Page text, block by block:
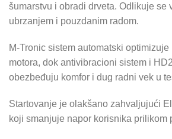
šumarstvu i obradi drveta. Odlikuje se
ubrzanjem i pouzdanim radom.
M-Tronic sistem automatski optimizuje
motora, dok antivibracioni sistem i
obezbeđuju komfor i dug radni vek u
Startovanje je olakšano zahvaljujući
koji smanjuje napor korisnika prilikom